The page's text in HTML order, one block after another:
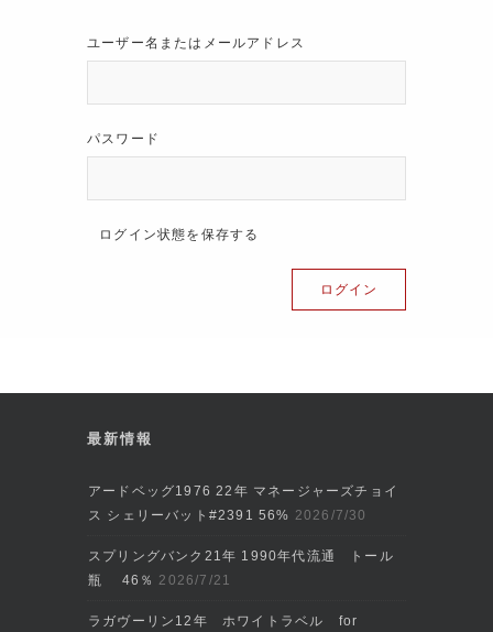
ユーザー名またはメールアドレス
パスワード
ログイン状態を保存する
最新情報
アードベッグ1976 22年 マネージャーズチョイ
ス シェリーバット#2391 56% 2026/7/30
スプリングバンク21年 1990年代流通 トール
瓶 46％ 2026/7/21
ラガヴーリン12年 ホワイトラベル for